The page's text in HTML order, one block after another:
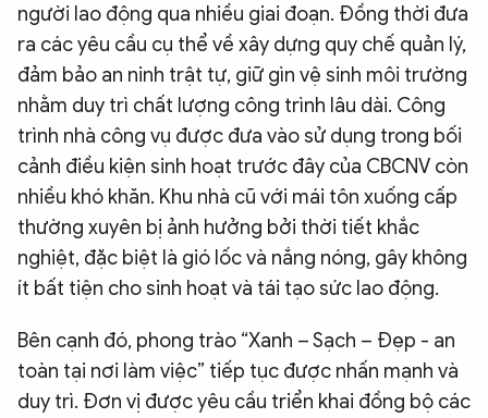
người lao động qua nhiều giai đoạn. Đồng thời đưa
ra các yêu cầu cụ thể về xây dựng quy chế quản lý,
đảm bảo an ninh trật tự, giữ gìn vệ sinh môi trường
nhằm duy trì chất lượng công trình lâu dài. Công
trình nhà công vụ được đưa vào sử dụng trong bối
cảnh điều kiện sinh hoạt trước đây của CBCNV còn
nhiều khó khăn. Khu nhà cũ với mái tôn xuống cấp
thường xuyên bị ảnh hưởng bởi thời tiết khắc
nghiệt, đặc biệt là gió lốc và nắng nóng, gây không
ít bất tiện cho sinh hoạt và tái tạo sức lao động.
Bên cạnh đó, phong trào “Xanh – Sạch – Đẹp - an
toàn tại nơi làm việc” tiếp tục được nhấn mạnh và
duy trì. Đơn vị được yêu cầu triển khai đồng bộ các